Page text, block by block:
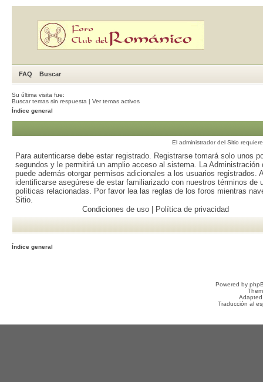
FAQ Buscar
Su última visita fue:
Buscar temas sin respuesta | Ver temas activos
Índice general
El administrador del Sitio
Para autenticarse debe estar registrado. Registrarse tomará solo unos
segundos y le permitirá un amplio acceso al sistema. La Administración
puede además otorgar permisos adicionales a los usuarios registrados.
identificarse asegúrese de estar familiarizado con nuestros términos de
políticas relacionadas. Por favor lea las reglas de los foros mientras
Sitio.
Condiciones de uso| Política de privacidad
Índice general
Powered by
Traducción al